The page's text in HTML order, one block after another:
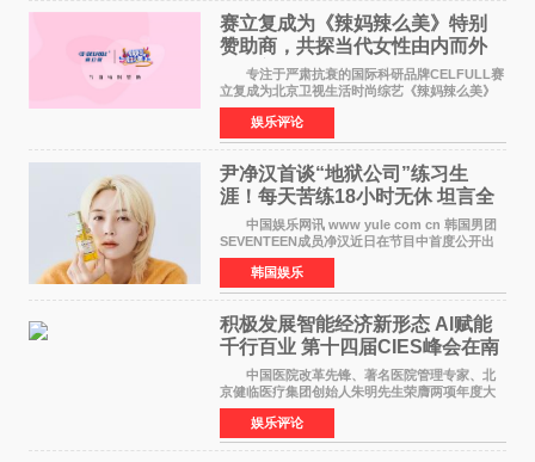
赛立复成为《辣妈辣么美》特别
赞助商，共探当代女性由内而外
活力美
专注于严肃抗衰的国际科研品牌CELFULL赛
立复成为北京卫视生活时尚综艺《辣妈辣么美》
的特别赞助商,明星辣妈袁咏仪倾情参与，向广大
都市女性传递健康生活新主张，寄语当代女性在
家庭与自我之间
娱乐评论
尹净汉首谈“地狱公司”练习生
涯！每天苦练18小时无休 坦言全
靠成员撑过来
中国娱乐网讯 www yule com cn 韩国男团
SEVENTEEN成员净汉近日在节目中首度公开出
道前的残酷练习生经历，并提及经纪公司Pledis
娱乐，引发广泛关注。 在8月2日播出的日本
TBS综艺节目《周
韩国娱乐
积极发展智能经济新形态 Al赋能
千行百业 第十四届CIES峰会在南
京盛大召开
中国医院改革先锋、著名医院管理专家、北
京健临医疗集团创始人朱明先生荣膺两项年度大
奖 2026年7月31日，盛夏金陵，长江之畔，
以重落地·真务实·强链接为主题的2026&lsquo;人
工智能+&rsquo
娱乐评论